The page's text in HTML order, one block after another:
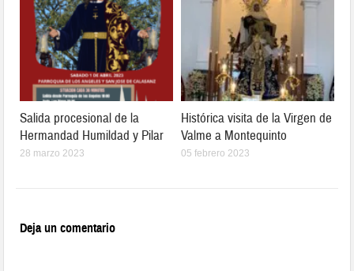
Salida procesional de la
Hermandad Humildad y Pilar
28 marzo 2023
Histórica visita de la Virgen de
Valme a Montequinto
05 febrero 2023
Deja un comentario